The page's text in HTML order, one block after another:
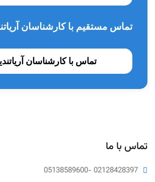
تماس مستقیم با کارشناسان
تماس با کارشناسان
تماس با ما
05138589600- 02128428397